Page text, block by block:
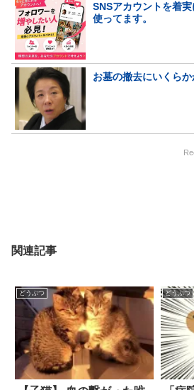
SNSアカウントを着
使ってます。
お墓の撤去にいくら
関連記事
どうぶつ どうぶつ